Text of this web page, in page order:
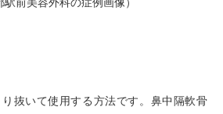
抜いて使用する方法です。鼻中隔軟骨